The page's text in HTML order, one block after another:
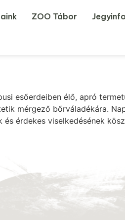
ZOO Tábor
esőerdeiben élő, apró
mérgező bőrváladékára.
érdekes viselkedésének